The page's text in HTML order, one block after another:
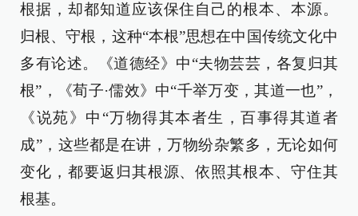
根据，却都知道应该保住自己的根本、本源。
归根、守根，这种“本根”思想在中国传统文化中
多有论述。《道德经》中“夫物芸芸，各复归其
根”，《荀子·儒效》中“千举万变，其道一也”，
《说苑》中“万物得其本者生，百事得其道者
成”，这些都是在讲，万物纷杂繁多，无论如何
变化，都要返归其根源、依照其根本、守住其
根基。